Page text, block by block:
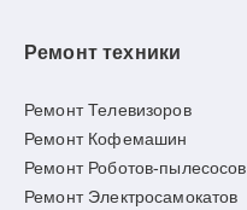
Ремонт техники
Ремонт Телевизоров
Ремонт Кофемашин
Ремонт Роботов-пылесосов
Ремонт Электросамокатов